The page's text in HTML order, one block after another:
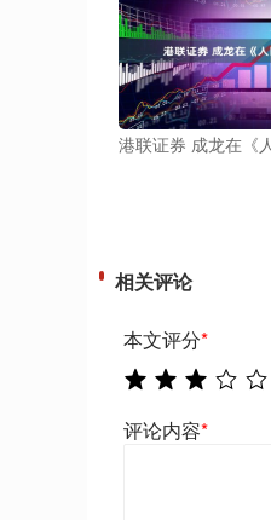
港联证券 成龙在《
相关评论
本文评分*
评论内容*